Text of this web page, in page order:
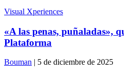
Visual Xperiences
«A las penas, puñaladas»,
Plataforma
Bouman | 5 de diciembre de 2025